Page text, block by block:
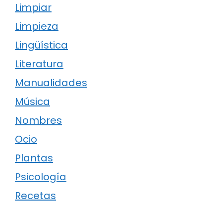
Limpiar
Limpieza
Lingüística
Literatura
Manualidades
Música
Nombres
Ocio
Plantas
Psicología
Recetas